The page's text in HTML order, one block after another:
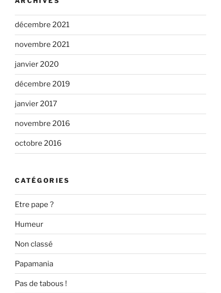
décembre 2021
novembre 2021
janvier 2020
décembre 2019
janvier 2017
novembre 2016
octobre 2016
CATÉGORIES
Etre pape ?
Humeur
Non classé
Papamania
Pas de tabous !